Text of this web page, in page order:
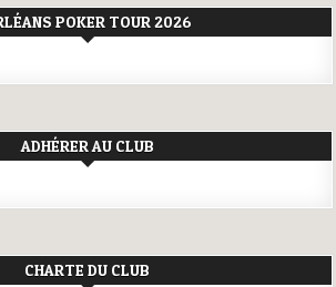
POKER TOUR 2026
ADHÉRER AU CLUB
CHARTE DU CLUB